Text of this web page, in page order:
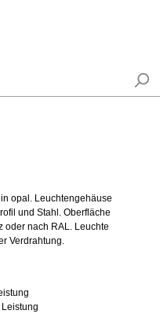
opal. Leuchtengehäuse
und Stahl. Oberfläche
oder nach RAL. Leuchte
Verdrahtung.